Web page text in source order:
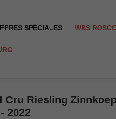
SPÉCIALES WBS
Cru Riesling
2022